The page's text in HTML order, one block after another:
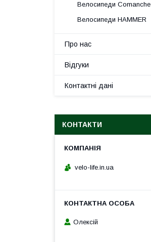
Велосипеди Comanche
Велосипеди HAMMER
Про нас
Відгуки
Контактні дані
КОНТАКТИ
velo-life.in.ua
Олексій